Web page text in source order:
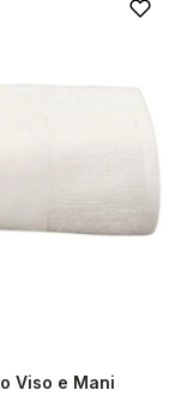
Viso e Mani